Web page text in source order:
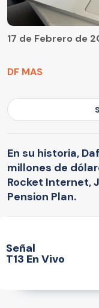
DF MAS
17 de Febrero de
En su historia,
millones de
Rocket Internet,
Pension Plan.
Señal
T13 En Vivo